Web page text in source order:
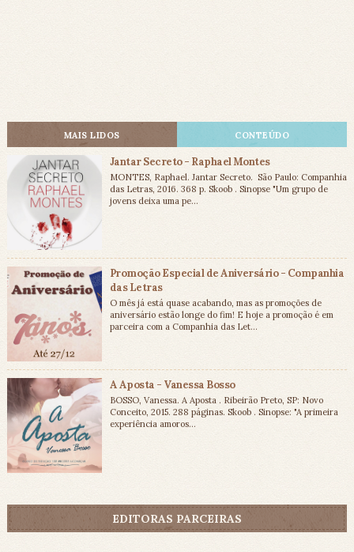
MAIS LIDOS CONTEÚDO
Jantar Secreto - Raphael Montes
MONTES, Raphael. Jantar Secreto. São Paulo: Companhia
das Letras, 2016. 368 p. Skoob . Sinopse "Um grupo de
jovens deixa uma pe...
Promoção Especial de Aniversário - Companhia
das Letras
O mês já está quase acabando, mas as promoções de
aniversário estão longe do fim! E hoje a promoção é em
parceira com a Companhia das Let...
A Aposta - Vanessa Bosso
BOSSO, Vanessa. A Aposta . Ribeirão Preto, SP: Novo
Conceito, 2015. 288 páginas. Skoob . Sinopse: "A primeira
experiência amoros...
EDITORAS PARCEIRAS